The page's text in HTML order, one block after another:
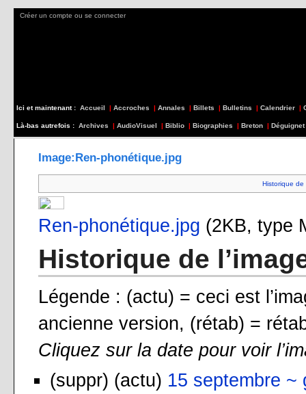
Créer un compte ou se connecter
Ici et maintenant : Accueil | Accroches | Annales | Billets | Bulletins | Calendrier |
Là-bas autrefois : Archives | AudioVisuel | Biblio | Biographies | Breton | Déguignet
Image:Ren-phonétique.jpg
Historique de
Ren-phonétique.jpg (2KB, type
Historique de
Légende : (actu) = ceci est
ancienne version, (rétab) =
Cliquez sur la date pour voir
(suppr) (actu) 15 septembre ~